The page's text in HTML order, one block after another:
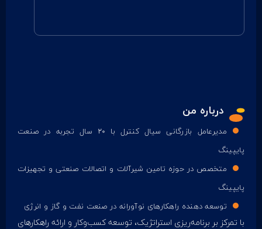
درباره من
مدیرعامل بازرگانی سیال کنترل با 20 سال تجربه در صنعت
پایپینگ
متخصص در حوزه تامین شیرآلات و اتصالات صنعتی و تجهیزات
پایپینگ
توسعه دهنده راهکارهای نوآورانه در صنعت نفت و گاز و انرژی
با تمرکز بر برنامه‌ریزی استراتژیک، توسعه کسب‌و‌کار و ارائه راهکارهای